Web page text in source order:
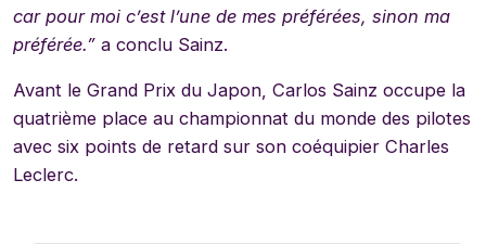
car pour moi c’est l’une de mes préférées, sinon ma
préférée.” a conclu Sainz.
Avant le Grand Prix du Japon, Carlos Sainz occupe la
quatrième place au championnat du monde des pilotes
avec six points de retard sur son coéquipier Charles
Leclerc.